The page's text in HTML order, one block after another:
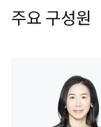
주요 구성원